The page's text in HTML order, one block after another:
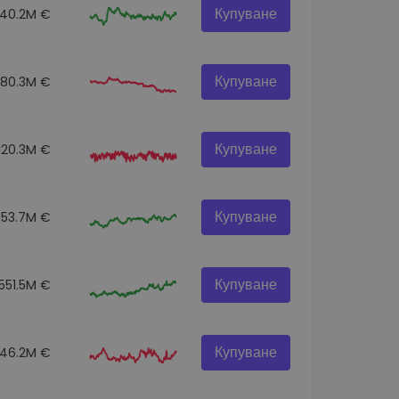
€ Купуване
80.3M € Купуване
€ Купуване
53.7M € Купуване
€ Купуване
46.2M € Купуване